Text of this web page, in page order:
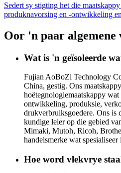
Sedert sy stigting het die
produknavorsing en -ontwikkeling
Oor 'n paar algemene
Wat is 'n geïsoleerde
Fujian AoBoZi Technology
China, gestig. Ons
hoëtegnologiemaatskappy
ontwikkeling, produksie,
drukverbruiksgoedere. Ons is
kundige leier op die gebied
Mimaki, Mutoh, Ricoh,
handelsmerke wat spesialiseer
Hoe word vlekvrye